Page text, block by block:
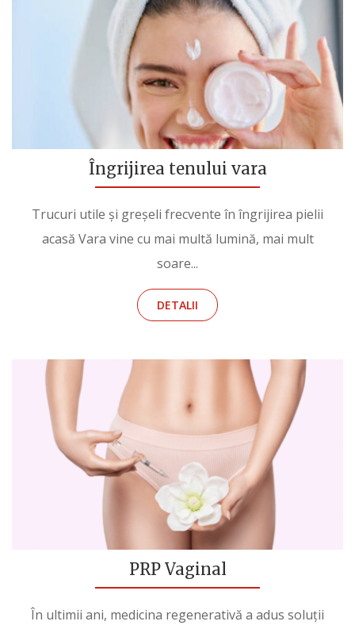
Îngrijirea tenului vara
Trucuri utile și greșeli frecvente în îngrijirea pielii
acasă Vara vine cu mai multă lumină, mai mult
soare...
DETALII
PRP Vaginal
În ultimii ani, medicina regenerativă a adus soluții